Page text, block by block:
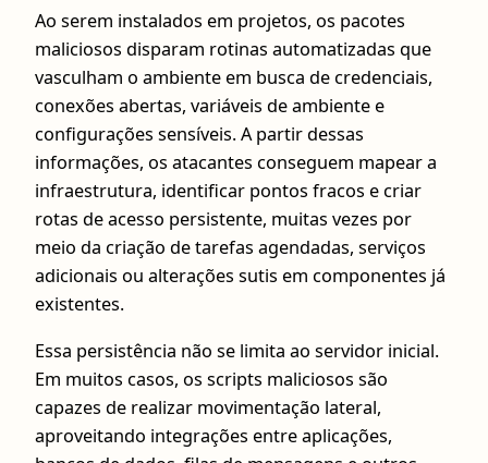
Ao serem instalados em projetos, os pacotes
maliciosos disparam rotinas automatizadas que
vasculham o ambiente em busca de credenciais,
conexões abertas, variáveis de ambiente e
configurações sensíveis. A partir dessas
informações, os atacantes conseguem mapear a
infraestrutura, identificar pontos fracos e criar
rotas de acesso persistente, muitas vezes por
meio da criação de tarefas agendadas, serviços
adicionais ou alterações sutis em componentes já
existentes.
Essa persistência não se limita ao servidor inicial.
Em muitos casos, os scripts maliciosos são
capazes de realizar movimentação lateral,
aproveitando integrações entre aplicações,